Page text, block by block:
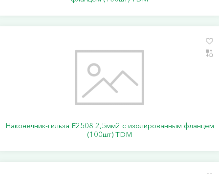
Наконечник-гильза Е2508 2,5мм2 с изолированным фланцем
(100шт) TDM